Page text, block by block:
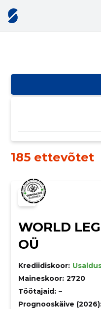
185 ettevõtet
WORLD
OÜ
Krediidiskoor:
Maineskoor: 2720
Töötajaid: –
Prognooskäive